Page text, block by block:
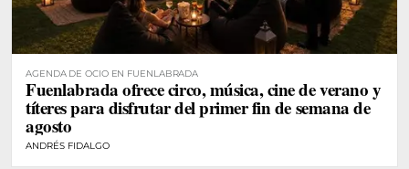
AGENDA DE OCIO EN FUENLABRADA
Fuenlabrada ofrece circo, música, cine de verano y
títeres para disfrutar del primer fin de semana de
agosto
ANDRÉS FIDALGO